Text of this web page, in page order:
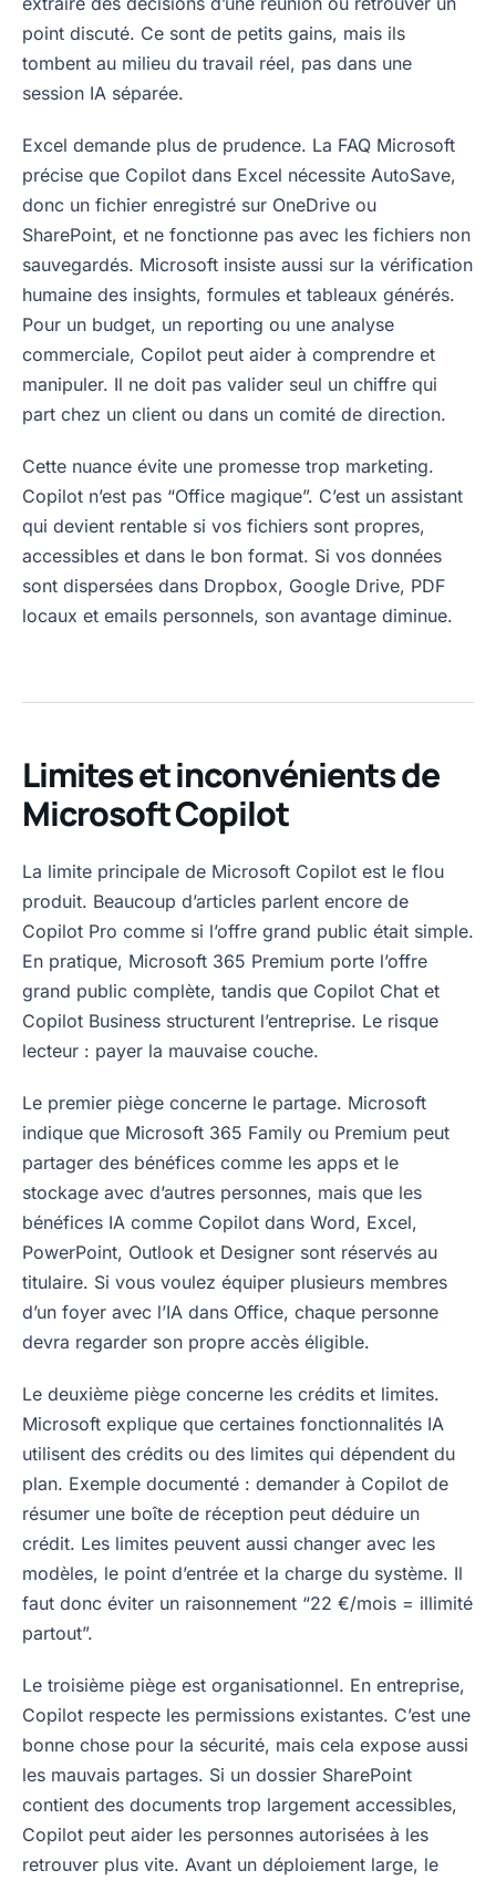
point discuté. Ce sont de petits gains, mais ils
tombent au milieu du travail réel, pas dans une
session IA séparée.
Excel demande plus de prudence. La FAQ Microsoft
précise que Copilot dans Excel nécessite AutoSave,
donc un fichier enregistré sur OneDrive ou
SharePoint, et ne fonctionne pas avec les fichiers non
sauvegardés. Microsoft insiste aussi sur la vérification
humaine des insights, formules et tableaux générés.
Pour un budget, un reporting ou une analyse
commerciale, Copilot peut aider à comprendre et
manipuler. Il ne doit pas valider seul un chiffre qui
part chez un client ou dans un comité de direction.
Cette nuance évite une promesse trop marketing.
Copilot n’est pas “Office magique”. C’est un assistant
qui devient rentable si vos fichiers sont propres,
accessibles et dans le bon format. Si vos données
sont dispersées dans Dropbox, Google Drive, PDF
locaux et emails personnels, son avantage diminue.
Limites et inconvénients de
Microsoft Copilot
La limite principale de Microsoft Copilot est le flou
produit. Beaucoup d’articles parlent encore de
Copilot Pro comme si l’offre grand public était simple.
En pratique, Microsoft 365 Premium porte l’offre
grand public complète, tandis que Copilot Chat et
Copilot Business structurent l’entreprise. Le risque
lecteur : payer la mauvaise couche.
Le premier piège concerne le partage. Microsoft
indique que Microsoft 365 Family ou Premium peut
partager des bénéfices comme les apps et le
stockage avec d’autres personnes, mais que les
bénéfices IA comme Copilot dans Word, Excel,
PowerPoint, Outlook et Designer sont réservés au
titulaire. Si vous voulez équiper plusieurs membres
d’un foyer avec l’IA dans Office, chaque personne
devra regarder son propre accès éligible.
Le deuxième piège concerne les crédits et limites.
Microsoft explique que certaines fonctionnalités IA
utilisent des crédits ou des limites qui dépendent du
plan. Exemple documenté : demander à Copilot de
résumer une boîte de réception peut déduire un
crédit. Les limites peuvent aussi changer avec les
modèles, le point d’entrée et la charge du système. Il
faut donc éviter un raisonnement “22 €/mois = illimité
partout”.
Le troisième piège est organisationnel. En entreprise,
Copilot respecte les permissions existantes. C’est une
bonne chose pour la sécurité, mais cela expose aussi
les mauvais partages. Si un dossier SharePoint
contient des documents trop largement accessibles,
Copilot peut aider les personnes autorisées à les
retrouver plus vite. Avant un déploiement large, le